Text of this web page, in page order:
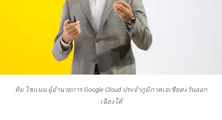
ทิม ไซแนน ผู้อำนวยการ Google Cloud ประจำภูมิภาคเอเชียตะวันออก
เฉียงใต้